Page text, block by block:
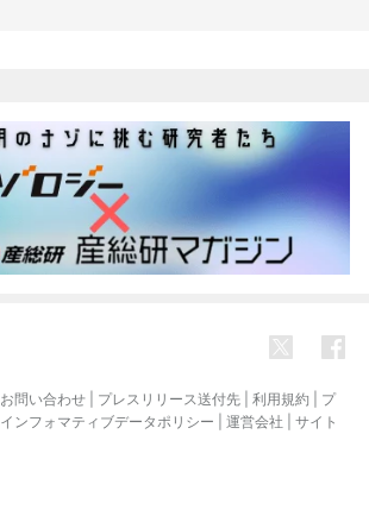
お問い合わせ プレスリリース送付先 利用規約
プ
インフォマティブデータポリシー 運営会社
サイト